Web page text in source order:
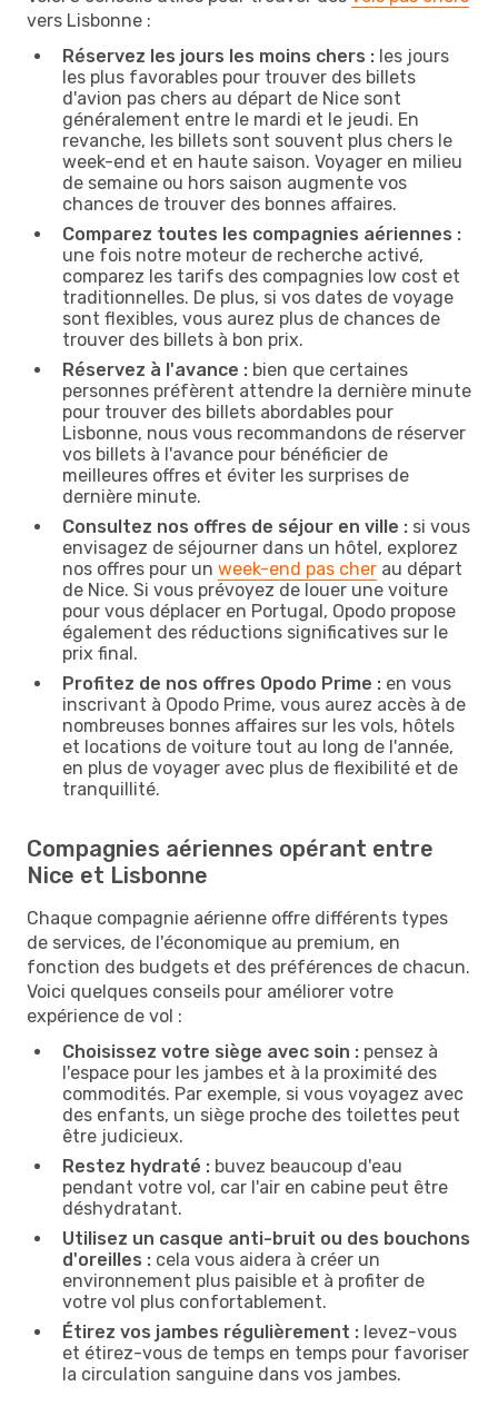
vers Lisbonne :
Réservez les jours les moins chers : les jours
les plus favorables pour trouver des billets
d'avion pas chers au départ de Nice sont
généralement entre le mardi et le jeudi. En
revanche, les billets sont souvent plus chers le
week-end et en haute saison. Voyager en milieu
de semaine ou hors saison augmente vos
chances de trouver des bonnes affaires.
Comparez toutes les compagnies aériennes :
une fois notre moteur de recherche activé,
comparez les tarifs des compagnies low cost et
traditionnelles. De plus, si vos dates de voyage
sont flexibles, vous aurez plus de chances de
trouver des billets à bon prix.
Réservez à l'avance : bien que certaines
personnes préfèrent attendre la dernière minute
pour trouver des billets abordables pour
Lisbonne, nous vous recommandons de réserver
vos billets à l'avance pour bénéficier de
meilleures offres et éviter les surprises de
dernière minute.
Consultez nos offres de séjour en ville : si vous
envisagez de séjourner dans un hôtel, explorez
nos offres pour un week-end pas cher au départ
de Nice. Si vous prévoyez de louer une voiture
pour vous déplacer en Portugal, Opodo propose
également des réductions significatives sur le
prix final.
Profitez de nos offres Opodo Prime : en vous
inscrivant à Opodo Prime, vous aurez accès à de
nombreuses bonnes affaires sur les vols, hôtels
et locations de voiture tout au long de l'année,
en plus de voyager avec plus de flexibilité et de
tranquillité.
Compagnies aériennes opérant entre
Nice et Lisbonne
Chaque compagnie aérienne offre différents types
de services, de l'économique au premium, en
fonction des budgets et des préférences de chacun.
Voici quelques conseils pour améliorer votre
expérience de vol :
Choisissez votre siège avec soin : pensez à
l'espace pour les jambes et à la proximité des
commodités. Par exemple, si vous voyagez avec
des enfants, un siège proche des toilettes peut
être judicieux.
Restez hydraté : buvez beaucoup d'eau
pendant votre vol, car l'air en cabine peut être
déshydratant.
Utilisez un casque anti-bruit ou des bouchons
d'oreilles : cela vous aidera à créer un
environnement plus paisible et à profiter de
votre vol plus confortablement.
Étirez vos jambes régulièrement : levez-vous
et étirez-vous de temps en temps pour favoriser
la circulation sanguine dans vos jambes.